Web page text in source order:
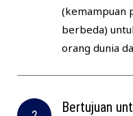
(kemampuan
berbeda)
orang dunia
Bertujuan